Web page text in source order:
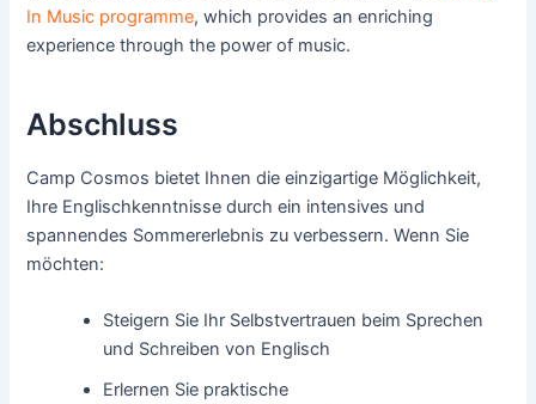
In Music programme, which provides an enriching
experience through the power of music.
Abschluss
Camp Cosmos bietet Ihnen die einzigartige Möglichkeit,
Ihre Englischkenntnisse durch ein intensives und
spannendes Sommererlebnis zu verbessern. Wenn Sie
möchten:
Steigern Sie Ihr Selbstvertrauen beim Sprechen
und Schreiben von Englisch
Erlernen Sie praktische